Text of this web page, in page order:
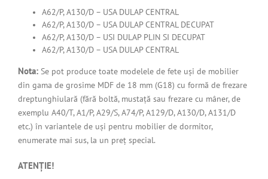
A62/P, A130/D – USA DULAP CENTRAL
A62/P, A130/D – USA DULAP CENTRAL DECUPAT
A62/P, A130/D – USI DULAP PLIN SI DECUPAT
A62/P, A130/D – USA DULAP CENTRAL
Nota: Se pot produce toate modelele de fete uși de mobilier
din gama de grosime MDF de 18 mm (G18) cu formă de frezare
dreptunghiulară (fără boltă, mustață sau frezare cu mâner, de
exemplu A40/T, A1/P, A29/S, A74/P, A129/D, A130/D, A131/D
etc.) în variantele de uși pentru mobilier de dormitor,
enumerate mai sus, la un preț special.
ATENȚIE!